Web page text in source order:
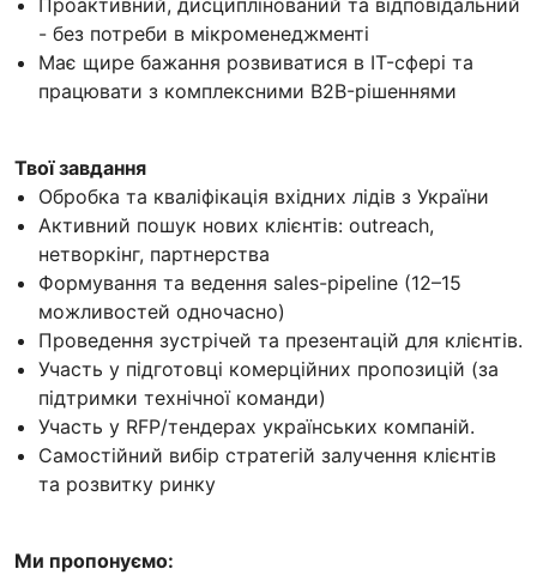
Проактивний, дисциплінований та відповідальний
- без потреби в мікроменеджменті
Має щире бажання розвиватися в IT-сфері та
працювати з комплексними B2B-рішеннями
Твої завдання
Обробка та кваліфікація вхідних лідів з України
Активний пошук нових клієнтів: outreach,
нетворкінг, партнерства
Формування та ведення sales-pipeline (12–15
можливостей одночасно)
Проведення зустрічей та презентацій для клієнтів.
Участь у підготовці комерційних пропозицій (за
підтримки технічної команди)
Участь у RFP/тендерах українських компаній.
Самостійний вибір стратегій залучення клієнтів
та розвитку ринку
Ми пропонуємо: